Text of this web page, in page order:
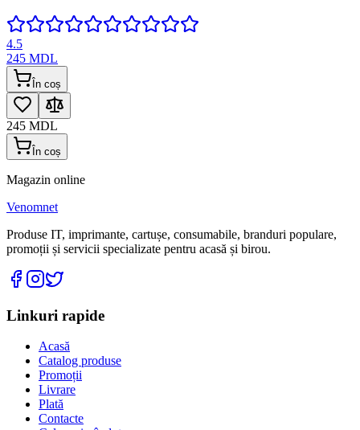
4.5
245 MDL
În coș
245 MDL
În coș
Magazin online
Venomnet
Produse IT, imprimante, cartușe, consumabile, branduri populare,
promoții și servicii specializate pentru acasă și birou.
Linkuri rapide
Acasă
Catalog produse
Promoții
Livrare
Plată
Contacte